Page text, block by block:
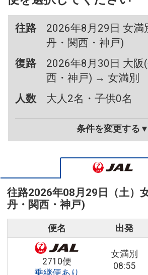
往路
2026年8月29日 女
丹・関西・神戸)
復路
2026年8月30日 大阪
西・神戸) → 女満別
人数
大人2名・子供0名
条件を変更する▼
往路2026年08月29日（土）
丹・関西・神戸)
便名 出発
2710便
女満別
08:55